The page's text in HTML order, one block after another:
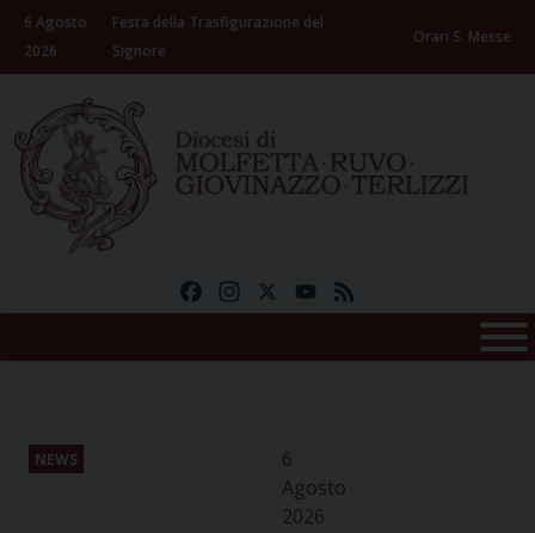
Skip
content
6 Agosto
2026
Festa della Trasfigurazione del
Signore
Orari S. Messe
FacebookInstagramYouTube
NEWS
6
Agosto
2026